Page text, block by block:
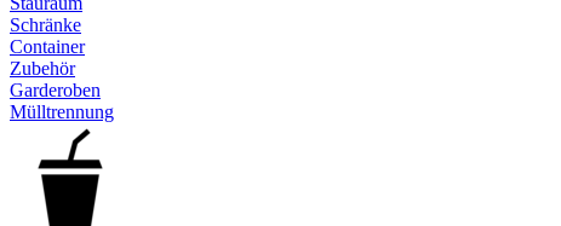
Schränke
Container
Zubehör
Garderoben
Mülltrennung